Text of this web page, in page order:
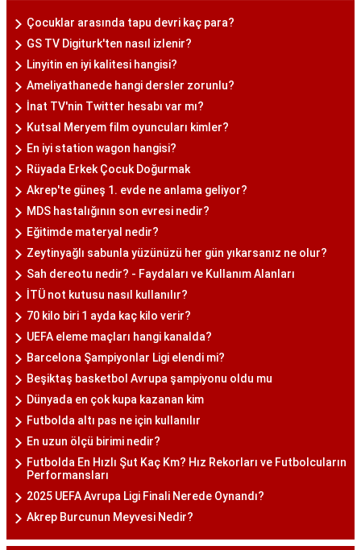
Çocuklar arasında tapu devri kaç para?
GS TV Digiturk'ten nasıl izlenir?
Linyitin en iyi kalitesi hangisi?
Ameliyathanede hangi dersler zorunlu?
İnat TV'nin Twitter hesabı var mı?
Kutsal Meryem film oyuncuları kimler?
En iyi station wagon hangisi?
Rüyada Erkek Çocuk Doğurmak
Akrep'te güneş 1. evde ne anlama geliyor?
MDS hastalığının son evresi nedir?
Eğitimde materyal nedir?
Zeytinyağlı sabunla yüzünüzü her gün yıkarsanız ne olur?
Sah dereotu nedir? - Faydaları ve Kullanım Alanları
İTÜ not kutusu nasıl kullanılır?
70 kilo biri 1 ayda kaç kilo verir?
UEFA eleme maçları hangi kanalda?
Barcelona Şampiyonlar Ligi elendi mi?
Beşiktaş basketbol Avrupa şampiyonu oldu mu
Dünyada en çok kupa kazanan kim
Futbolda altı pas ne için kullanılır
En uzun ölçü birimi nedir?
Futbolda En Hızlı Şut Kaç Km? Hız Rekorları ve Futbolcuların
Performansları
2025 UEFA Avrupa Ligi Finali Nerede Oynandı?
Akrep Burcunun Meyvesi Nedir?